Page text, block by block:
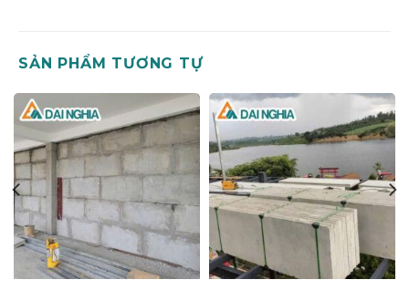
SẢN PHẨM TƯƠNG TỰ